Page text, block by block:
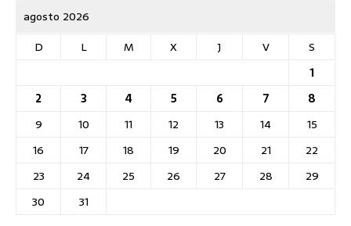
agosto 2026
D
L M X J V
S
1
2
3 4 5 6 7
8
9
10 11 12 13 14
15
16
17 18 19 20 21
22
23
24 25 26 27 28
29
30
31